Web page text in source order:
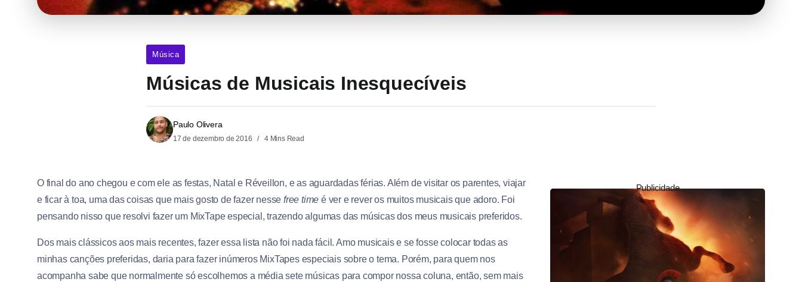
Música
Músicas de Musicais Inesquecíveis
Paulo Olivera
17 de dezembro de 2016 4 Mins Read
O final do ano chegou e com ele as festas, Natal e Réveillon, e as aguardadas férias. Além de visitar os parentes, viajar
e ficar à toa, uma das coisas que mais gosto de fazer nesse free time é ver e rever os muitos musicais que adoro. Foi
pensando nisso que resolvi fazer um MixTape especial, trazendo algumas das músicas dos meus musicais preferidos.
Dos mais clássicos aos mais recentes, fazer essa lista não foi nada fácil. Amo musicais e se fosse colocar todas as
minhas canções preferidas, daria para fazer inúmeros MixTapes especiais sobre o tema. Porém, para quem nos
acompanha sabe que normalmente só escolhemos a média sete músicas para compor nossa coluna, então, sem mais
Publicidade